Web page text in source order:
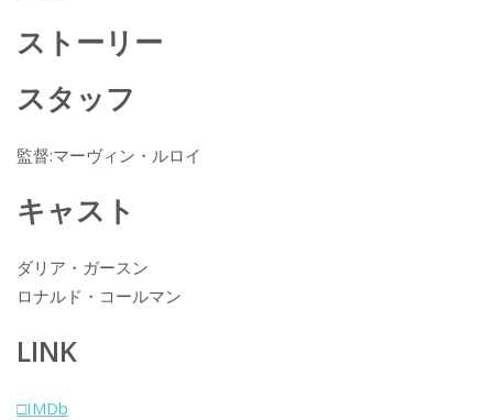
ストーリー
スタッフ
監督:マーヴィン・ルロイ
キャスト
ダリア・ガースン
ロナルド・コールマン
LINK
□IMDb